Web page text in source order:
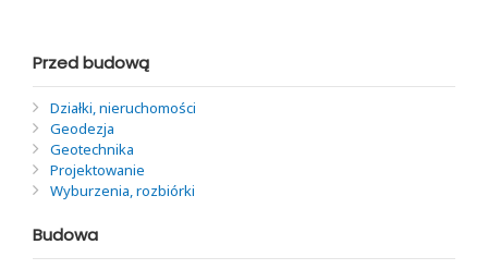
Przed budową
Działki, nieruchomości
Geodezja
Geotechnika
Projektowanie
Wyburzenia, rozbiórki
Budowa